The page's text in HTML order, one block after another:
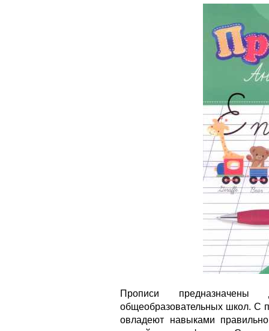
Прописи
общеобразовательных школ. С
овладеют навыками